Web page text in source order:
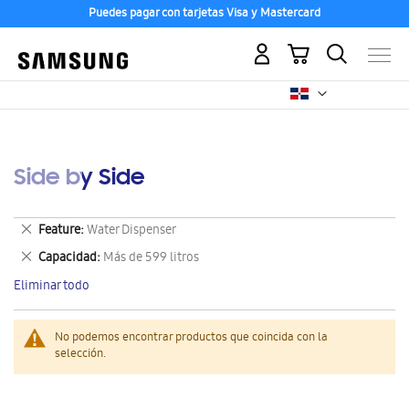
Puedes pagar con tarjetas Visa y Mastercard
Mi carrito
Side by Side
No podemos encontrar productos que coincida con la
selección.
Feature Water Dispenser
Eliminar
este
artículo
Capacidad Más de 599 litros
Eliminar
este
artículo
Eliminar todo